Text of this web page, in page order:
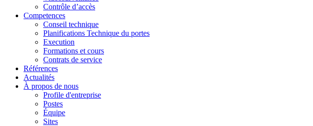
Contrôle d’accès
Competences
Conseil technique
Planifications Technique du portes
Execution
Formations et cours
Contrats de service
Références
Actualités
À propos de nous
Profile d'entreprise
Postes
Équipe
Sites